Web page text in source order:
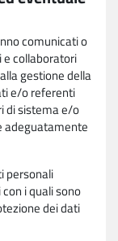
comunicati o
e collaboratori
gestione della
e/o referenti
di sistema e/o
adeguatamente
personali
i quali sono
dei dati